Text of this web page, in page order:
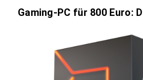
Gaming-PC für 800 Euro: